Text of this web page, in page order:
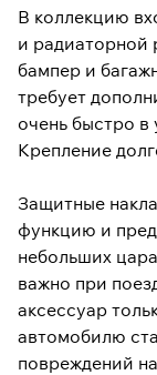
В коллекцию
и радиаторной
бампер и
требует
очень быстро в
Крепление
Защитные
функцию и
небольших
важно при
аксессуар
автомобилю
повреждений